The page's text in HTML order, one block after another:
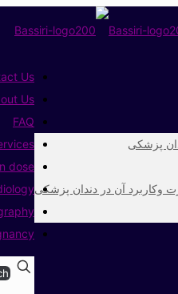
پزشکی
وکاربرد آن در دندان پزشکی
Us
Us
FAQ
dose